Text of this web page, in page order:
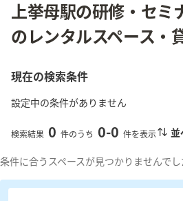
上挙母駅の研修・セミ
のレンタルスペース・
現在の検索条件
設定中の条件がありません
検索結果 0 件のうち 0-0 件を表示 並
条件に合うスペースが見つかりませんでし